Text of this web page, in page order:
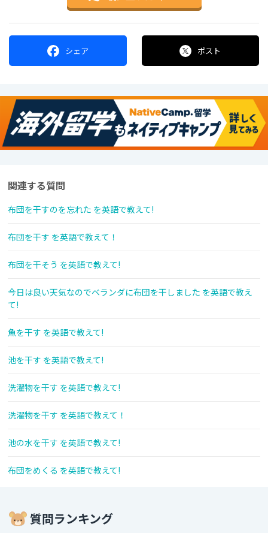
シェア ポスト
関連する質問
布団を干すのを忘れた を英語で教えて!
布団を干す を英語で教えて！
布団を干そう を英語で教えて!
今日は良い天気なのでベランダに布団を干しました を英語で教え
て!
魚を干す を英語で教えて!
池を干す を英語で教えて!
洗濯物を干す を英語で教えて!
洗濯物を干す を英語で教えて！
池の水を干す を英語で教えて!
布団をめくる を英語で教えて!
質問ランキング